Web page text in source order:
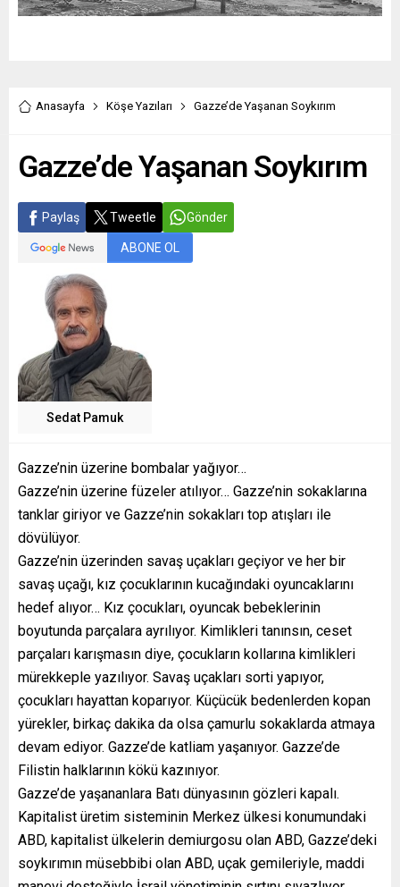
Anasayfa Köşe Yazıları Gazze’de Yaşanan Soykırım
Gazze’de Yaşanan Soykırım
Paylaş Tweetle Gönder
ABONE OL
Sedat Pamuk
Gazze’nin üzerine bombalar yağıyor…
Gazze’nin üzerine füzeler atılıyor… Gazze’nin sokaklarına
tanklar giriyor ve Gazze’nin sokakları top atışları ile
dövülüyor.
Gazze’nin üzerinden savaş uçakları geçiyor ve her bir
savaş uçağı, kız çocuklarının kucağındaki oyuncaklarını
hedef alıyor… Kız çocukları, oyuncak bebeklerinin
boyutunda parçalara ayrılıyor. Kimlikleri tanınsın, ceset
parçaları karışmasın diye, çocukların kollarına kimlikleri
mürekkeple yazılıyor. Savaş uçakları sorti yapıyor,
çocukları hayattan koparıyor. Küçücük bedenlerden kopan
yürekler, birkaç dakika da olsa çamurlu sokaklarda atmaya
devam ediyor. Gazze’de katliam yaşanıyor. Gazze’de
Filistin halklarının kökü kazınıyor.
Gazze’de yaşananlara Batı dünyasının gözleri kapalı.
Kapitalist üretim sisteminin Merkez ülkesi konumundaki
ABD, kapitalist ülkelerin demiurgosu olan ABD, Gazze’deki
soykırımın müsebbibi olan ABD, uçak gemileriyle, maddi